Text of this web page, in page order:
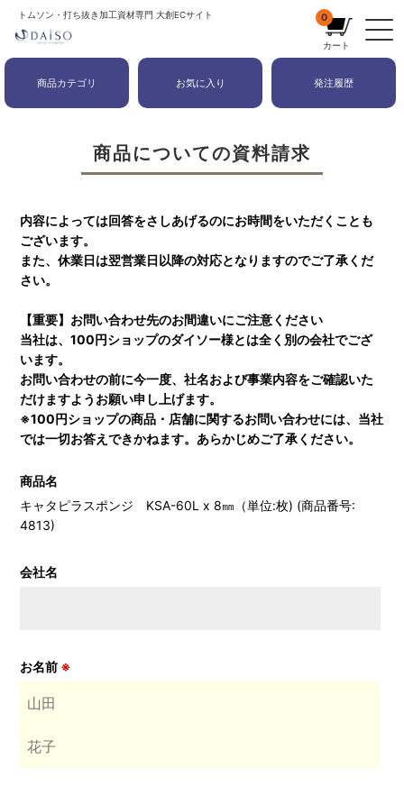
トムソン・打ち抜き加工資材専門 大創ECサイト 0
カート
商品カテゴリ お気に入り 発注履歴
商品についての資料請求
内容によっては回答をさしあげるのにお時間をいただくことも
ございます。
また、休業日は翌営業日以降の対応となりますのでご了承くだ
さい。
【重要】お問い合わせ先のお間違いにご注意ください
当社は、100円ショップのダイソー様とは全く別の会社でござ
います。
お問い合わせの前に今一度、社名および事業内容をご確認いた
だけますようお願い申し上げます。
※100円ショップの商品・店舗に関するお問い合わせには、当社
では一切お答えできかねます。あらかじめご了承ください。
商品名
キャタピラスポンジ KSA-60L x 8㎜（単位:枚) (商品番号:
4813)
会社名
お名前 ※